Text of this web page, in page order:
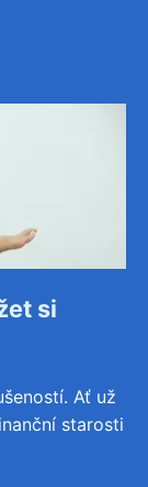
si
Ať už
starosti